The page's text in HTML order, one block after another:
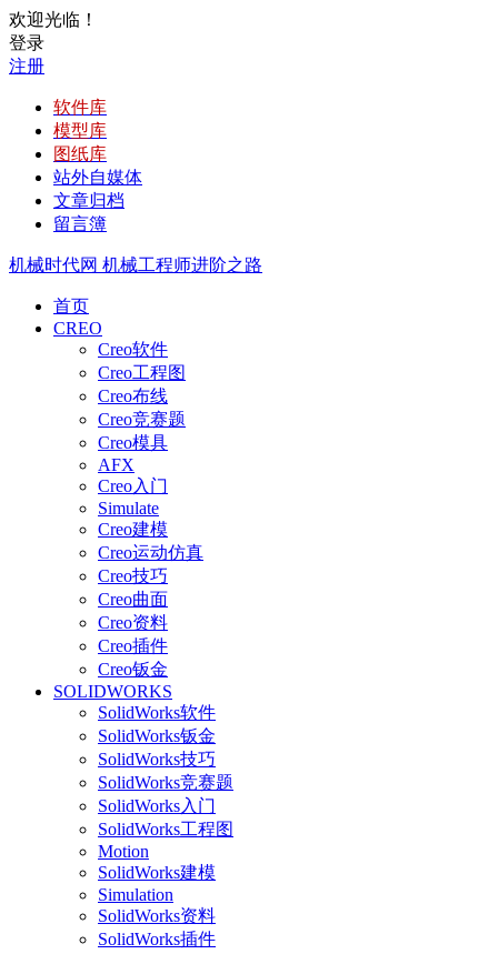
欢迎光临！
登录
注册
软件库
模型库
图纸库
站外自媒体
文章归档
留言簿
机械时代网 机械工程师进阶之路
首页
CREO
Creo软件
Creo工程图
Creo布线
Creo竞赛题
Creo模具
AFX
Creo入门
Simulate
Creo建模
Creo运动仿真
Creo技巧
Creo曲面
Creo资料
Creo插件
Creo钣金
SOLIDWORKS
SolidWorks软件
SolidWorks钣金
SolidWorks技巧
SolidWorks竞赛题
SolidWorks入门
SolidWorks工程图
Motion
SolidWorks建模
Simulation
SolidWorks资料
SolidWorks插件